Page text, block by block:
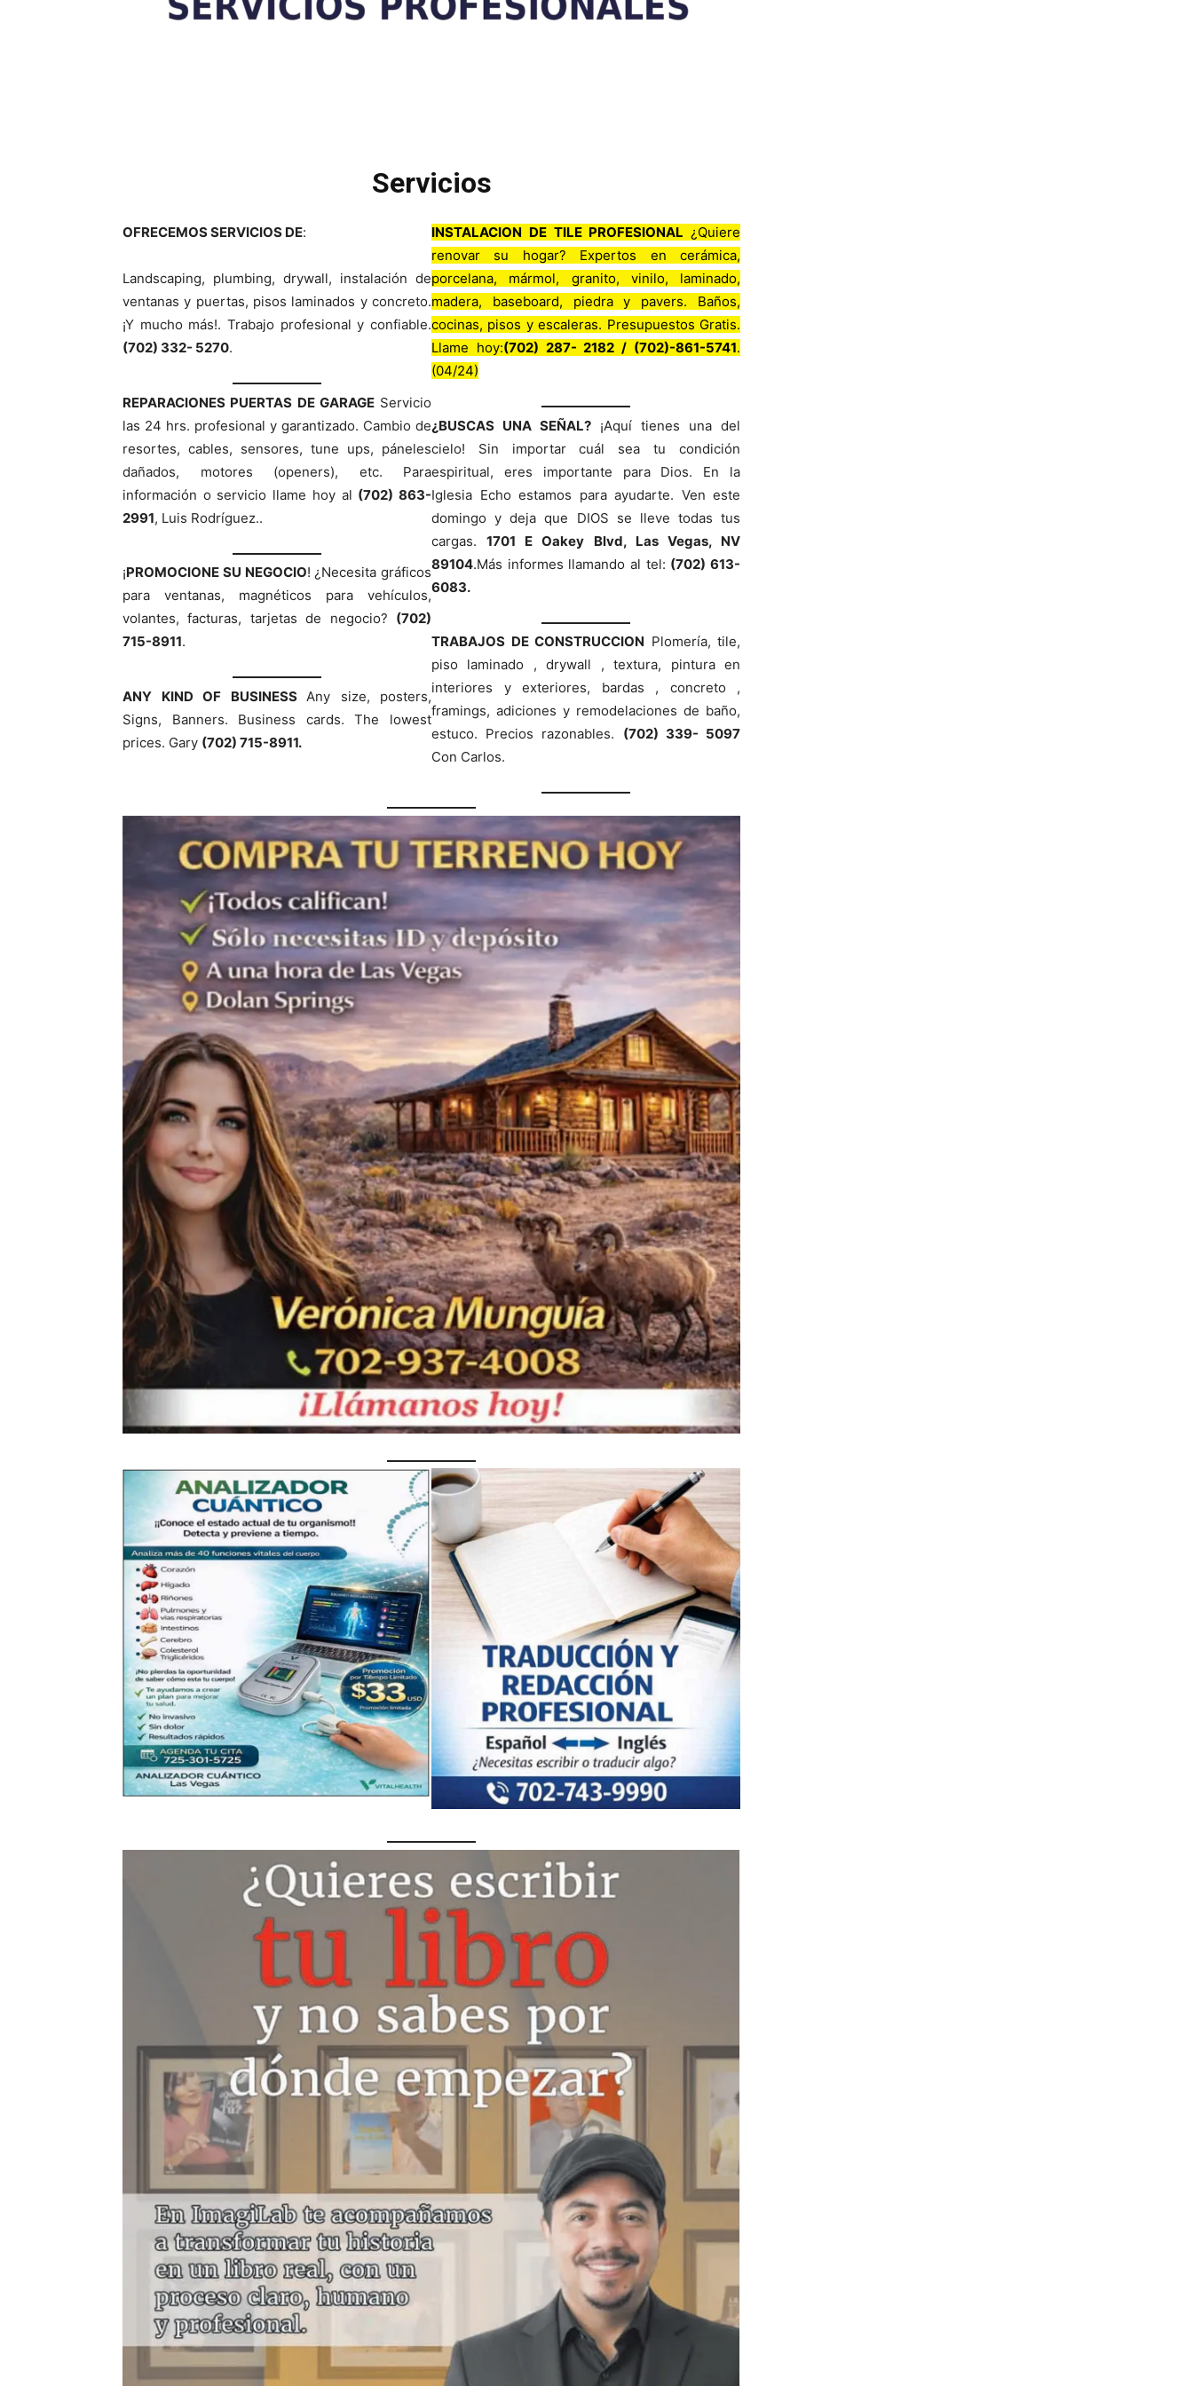
Servicios
OFRECEMOS SERVICIOS DE:
Landscaping, plumbing, drywall, instalación de
ventanas y puertas, pisos laminados y concreto.
¡Y mucho más!. Trabajo profesional y confiable.
(702) 332- 5270.
REPARACIONES PUERTAS DE GARAGEServicio
las 24 hrs. profesional y garantizado. Cambio de
resortes, cables, sensores, tune ups, páneles
dañados, motores (openers), etc. Para
información o servicio llame hoy al (702) 863-
2991, Luis Rodríguez..
¡PROMOCIONE SU NEGOCIO! ¿Necesita gráficos
para ventanas, magnéticos para vehículos,
volantes, facturas, tarjetas de negocio? (702)
715-8911.
ANY KIND OF BUSINESS Any size, posters,
Signs, Banners. Business cards. The lowest
prices. Gary (702) 715-8911.
INSTALACION DE TILE PROFESIONAL ¿Quiere
renovar su hogar? Expertos en cerámica,
porcelana, mármol, granito, vinilo, laminado,
madera, baseboard, piedra y pavers. Baños,
cocinas, pisos y escaleras. Presupuestos Gratis.
Llame hoy:(702) 287- 2182 / (702)-861-5741.
(04/24)
¿BUSCAS UNA SEÑAL? ¡Aquí tienes una del
cielo! Sin importar cuál sea tu condición
espiritual, eres importante para Dios. En la
Iglesia Echo estamos para ayudarte. Ven este
domingo y deja que DIOS se lleve todas tus
cargas.1701 E Oakey Blvd, Las Vegas, NV
89104.Más informes llamando al tel: (702) 613-
6083.
TRABAJOS DE CONSTRUCCION Plomería, tile,
piso laminado , drywall , textura, pintura en
interiores y exteriores, bardas , concreto ,
framings, adiciones y remodelaciones de baño,
estuco. Precios razonables. (702) 339- 5097
Con Carlos.